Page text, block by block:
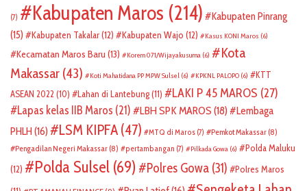
(7) Kabupaten Maros (214)
Kabupaten Pinrang
(15)
Kabupaten Takalar(12) Kabupaten Wajo (12) Kasus KONI Maros (6)
Kecamatan Maros Baru (13) Korem 071/Wijayakusuma (6)
Kota
Makassar (43) Koti Mahatidana PP MPW Sulsel (6) KPKNL PALOPO (6)
KTT
ASEAN 2022 (10) Lahan di Lantebung(11) LAKI P 45 MAROS (27)
Lapas kelas IIB Maros (21) LBH SPK MAROS (18)
Lembaga
PHLH (16) LSM KIPFA (47) MTQ di Maros (7) Pemkot Makassar (8)
Pengadilan Negeri Makassar (8) pertambangan (7) Pilkada Gowa (6)
Polda Maluku
(12)
Polda Sulsel (69) Polres Gowa (31)
Polres Maros